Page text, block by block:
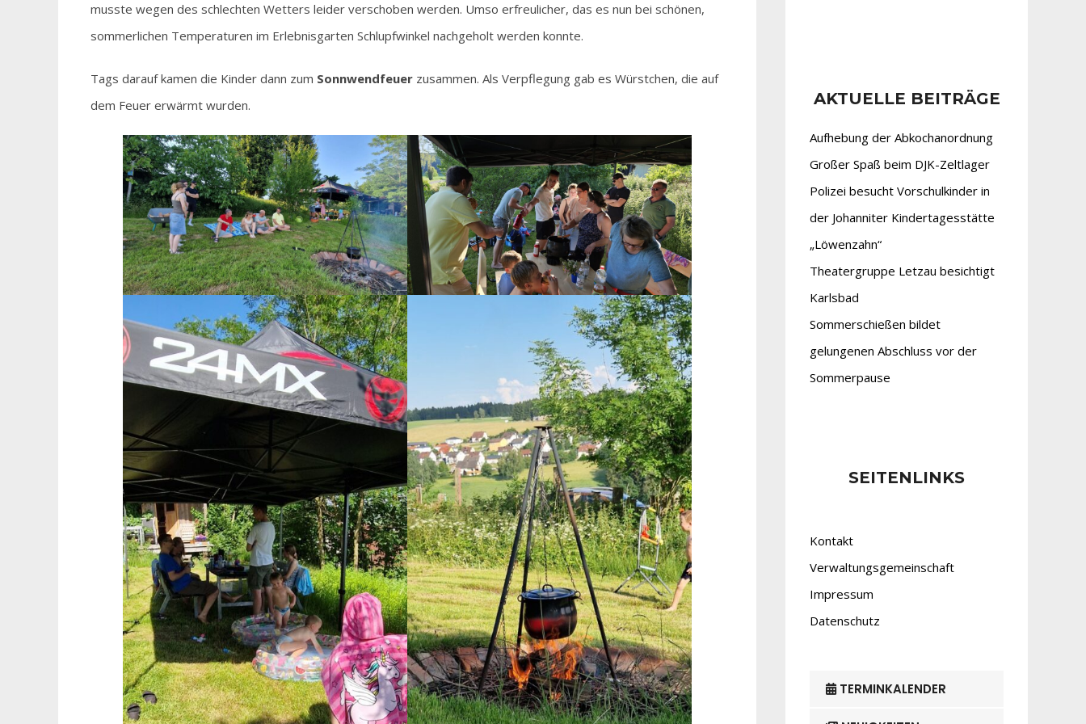
musste wegen des schlechten Wetters leider verschoben werden. Umso erfreulicher, das es nun bei schönen,
sommerlichen Temperaturen im Erlebnisgarten Schlupfwinkel nachgeholt werden konnte.
Tags darauf kamen die Kinder dann zum Sonnwendfeuer zusammen. Als Verpflegung gab es Würstchen, die auf
dem Feuer erwärmt wurden.
AKTUELLE BEITRÄGE
Aufhebung der Abkochanordnung
Großer Spaß beim DJK-Zeltlager
Polizei besucht Vorschulkinder in
der Johanniter Kindertagesstätte
„Löwenzahn“
Theatergruppe Letzau besichtigt
Karlsbad
Sommerschießen bildet
gelungenen Abschluss vor der
Sommerpause
SEITENLINKS
Kontakt
Verwaltungsgemeinschaft
Impressum
Datenschutz
TERMINKALENDER